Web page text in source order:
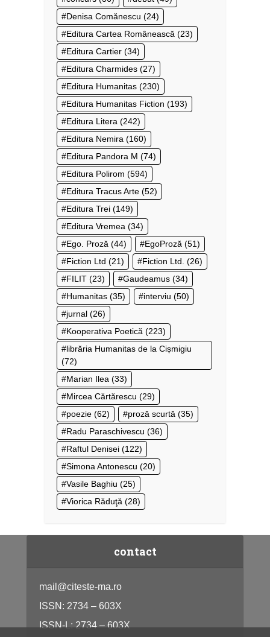
Denisa Comănescu (24)
Editura Cartea Românească (23)
Editura Cartier (34)
Editura Charmides (27)
Editura Humanitas (230)
Editura Humanitas Fiction (193)
Editura Litera (242)
Editura Nemira (160)
Editura Pandora M (74)
Editura Polirom (594)
Editura Tracus Arte (52)
Editura Trei (149)
Editura Vremea (34)
Ego. Proză (44) EgoProză (51)
Fiction Ltd (21) Fiction Ltd. (26)
FILIT (23) Gaudeamus (34)
Humanitas (35) interviu (50)
jurnal (26)
Kooperativa Poetică (223)
librăria Humanitas de la Cișmigiu
(72)
Marian Ilea (33)
Mircea Cărtărescu (29)
poezie (62) proză scurtă (35)
Radu Paraschivescu (36)
Raftul Denisei (122)
Simona Antonescu (20)
Vasile Baghiu (25)
Viorica Răduţă (28)
contact
mail@citeste-ma.ro
ISSN: 2734 – 603X
ISSN-L: 2734 – 603X